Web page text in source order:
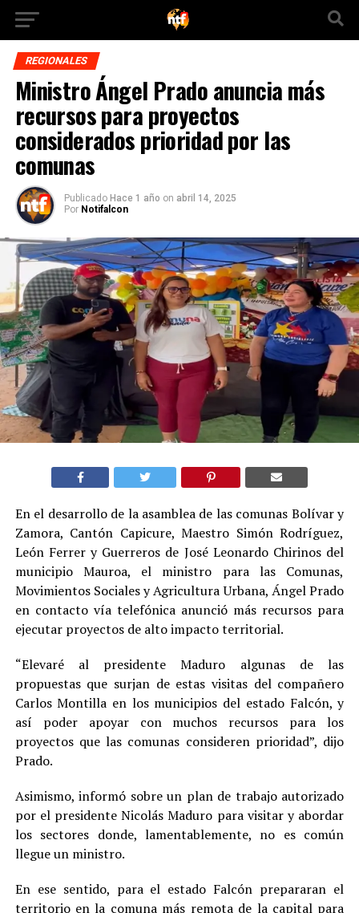
REGIONALES
Ministro Ángel Prado anuncia más
recursos para proyectos
considerados prioridad por las
comunas
Publicado Hace 1 año on abril 14, 2025
Por Notifalcon
En el desarrollo de la asamblea de las comunas Bolívar y
Zamora, Cantón Capicure, Maestro Simón Rodríguez,
León Ferrer y Guerreros de José Leonardo Chirinos del
municipio Mauroa, el ministro para las Comunas,
Movimientos Sociales y Agricultura Urbana, Ángel Prado
en contacto vía telefónica anunció más recursos para
ejecutar proyectos de alto impacto territorial.
“Elevaré al presidente Maduro algunas de las
propuestas que surjan de estas visitas del compañero
Carlos Montilla en los municipios del estado Falcón, y
así poder apoyar con muchos recursos para los
proyectos que las comunas consideren prioridad”, dijo
Prado.
Asimismo, informó sobre un plan de trabajo autorizado
por el presidente Nicolás Maduro para visitar y abordar
los sectores donde, lamentablemente, no es común
llegue un ministro.
En ese sentido, para el estado Falcón prepararan el
territorio en la comuna más remota de la capital para